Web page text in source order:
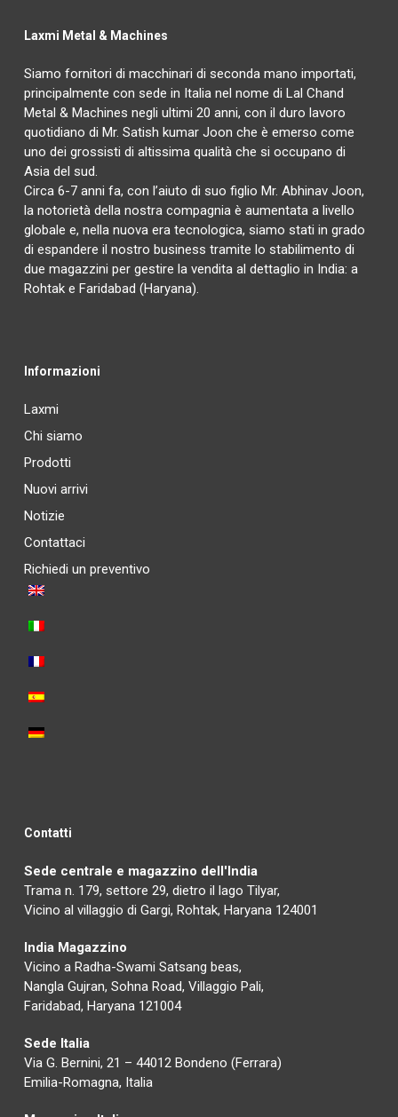
Laxmi Metal & Machines
Siamo fornitori di macchinari di seconda mano importati,
principalmente con sede in Italia nel nome di Lal Chand
Metal & Machines negli ultimi 20 anni, con il duro lavoro
quotidiano di Mr. Satish kumar Joon che è emerso come
uno dei grossisti di altissima qualità che si occupano di
Asia del sud.
Circa 6-7 anni fa, con l’aiuto di suo figlio Mr. Abhinav Joon,
la notorietà della nostra compagnia è aumentata a livello
globale e, nella nuova era tecnologica, siamo stati in grado
di espandere il nostro business tramite lo stabilimento di
due magazzini per gestire la vendita al dettaglio in India: a
Rohtak e Faridabad (Haryana).
Informazioni
Laxmi
Chi siamo
Prodotti
Nuovi arrivi
Notizie
Contattaci
Richiedi un preventivo
Contatti
Sede centrale e magazzino dell'India
Trama n. 179, settore 29, dietro il lago Tilyar,
Vicino al villaggio di Gargi, Rohtak, Haryana 124001
India Magazzino
Vicino a Radha-Swami Satsang beas,
Nangla Gujran, Sohna Road, Villaggio Pali,
Faridabad, Haryana 121004
Sede Italia
Via G. Bernini, 21 – 44012 Bondeno (Ferrara)
Emilia-Romagna, Italia